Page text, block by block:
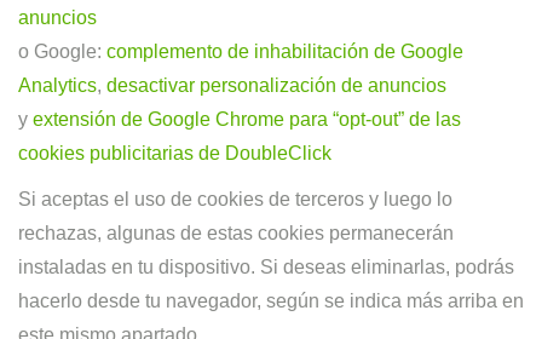
anuncios
o Google: complemento de inhabilitación de Google
Analytics, desactivar personalización de anuncios
y extensión de Google Chrome para “opt-out” de las
cookies publicitarias de DoubleClick
Si aceptas el uso de cookies de terceros y luego lo
rechazas, algunas de estas cookies permanecerán
instaladas en tu dispositivo. Si deseas eliminarlas, podrás
hacerlo desde tu navegador, según se indica más arriba en